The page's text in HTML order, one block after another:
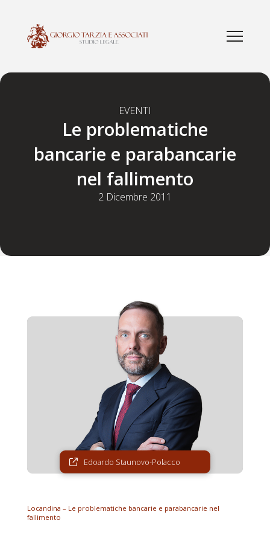
EVENTI
Le problematiche
bancarie e parabancarie
nel fallimento
2 Dicembre 2011
Edoardo Staunovo-Polacco
Locandina – Le problematiche bancarie e parabancarie nel
fallimento